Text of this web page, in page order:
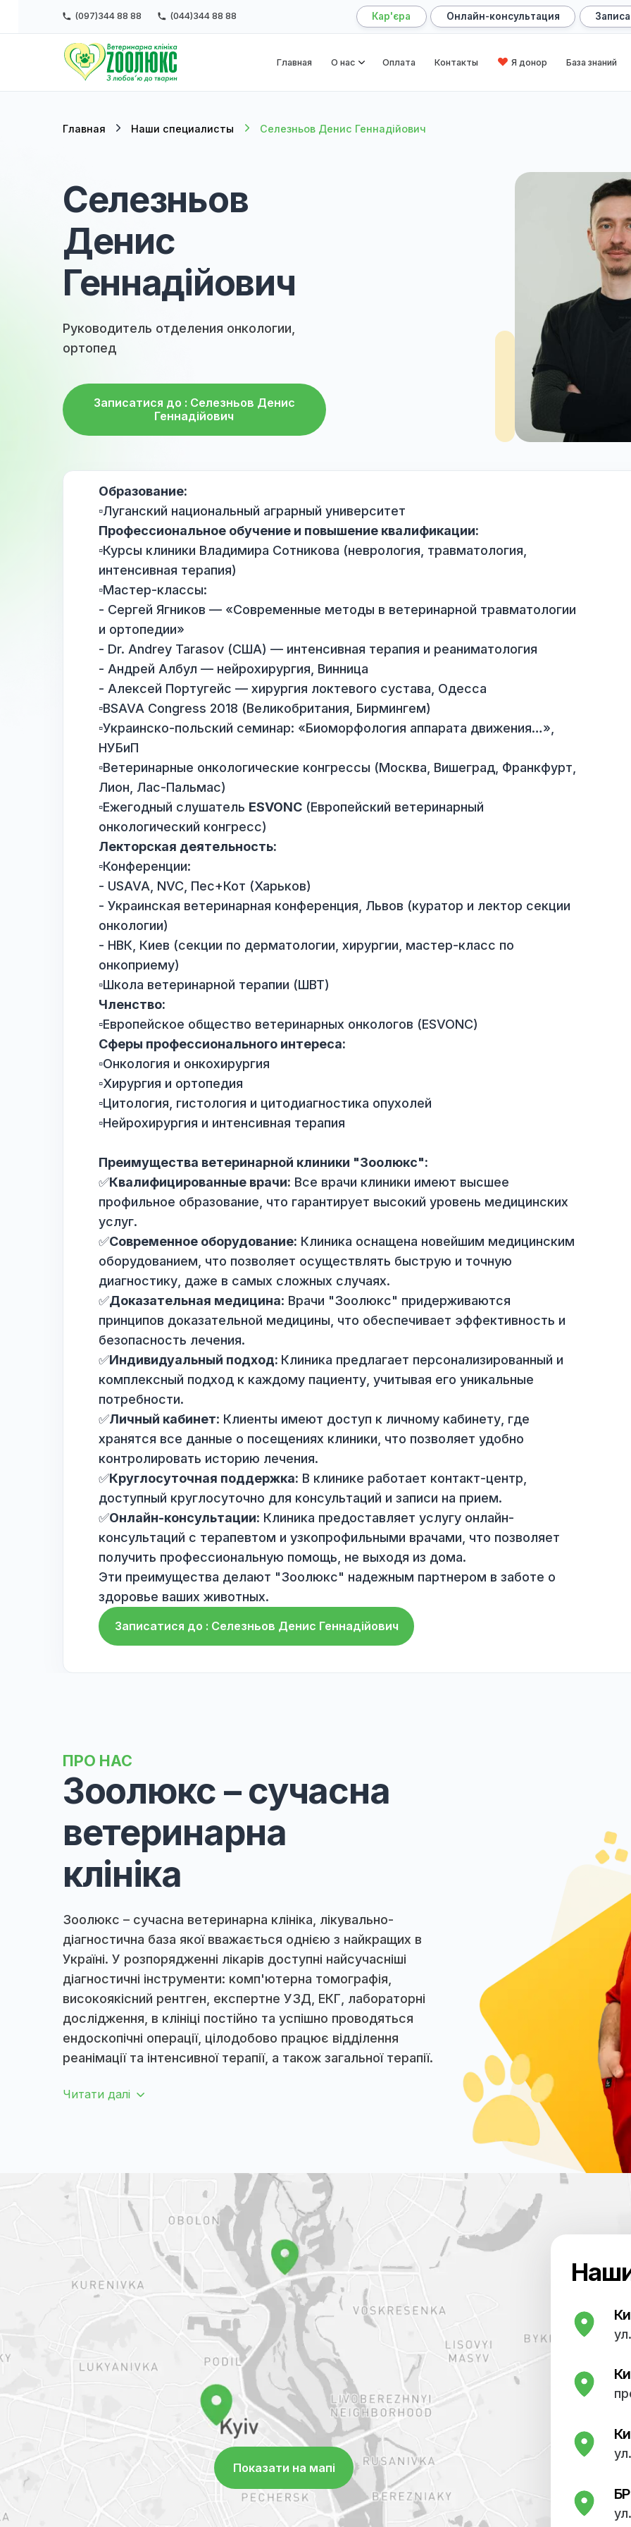
(097)344 88 88 (044)344 88 88 Кар'єра Онлайн-консультация
Главная О нас Оплата Контакты Я донор
Селезньов
Денис
Геннадійович
ортопед
Образование:
▫️Луганский национальный аграрный университет
Профессиональное обучение и повышение квалификации:
▫️Курсы клиники Владимира Сотникова (неврология, травматология,
интенсивная терапия)
▫️Мастер-классы:
- Сергей Ягников — «Современные методы в ветеринарной
и ортопедии»
- Dr. Andrey Tarasov (США) — интенсивная терапия и реаниматология
- Андрей Албул — нейрохирургия, Винница
- Алексей Португейс — хирургия локтевого сустава, Одесса
▫️BSAVA Congress 2018 (Великобритания, Бирмингем)
▫️Украинско-польский семинар: «Биоморфология аппарата движения…»,
НУБиП
▫️Ветеринарные онкологические конгрессы (Москва, Вишеград,
Лион, Лас-Пальмас)
▫️Ежегодный слушатель
ESVONC (Европейский ветеринарный
онкологический конгресс)
Лекторская деятельность:
▫️Конференции:
- USAVA, NVC, Пес+Кот (Харьков)
- Украинская ветеринарная конференция, Львов (куратор и лектор
онкологии)
- НВК, Киев (секции по дерматологии, хирургии, мастер-класс по
онкоприему)
▫️Школа ветеринарной терапии (ШВТ)
Членство:
Сферы профессионального интереса:
▫️Онкология и онкохирургия
▫️Хирургия и ортопедия
▫️Цитология, гистология и цитодиагностика опухолей
▫️Нейрохирургия и интенсивная терапия
Преимущества ветеринарной клиники "Зоолюкс":
Квалифицированные врачи: Все врачи клиники имеют высшее
профильное образование, что гарантирует высокий уровень медицинских
услуг.
✅Современное оборудование:Клиника оснащена новейшим
оборудованием, что позволяет осуществлять быструю и точную
диагностику, даже в самых сложных случаях.
✅Доказательная медицина: Врачи "Зоолюкс" придерживаются
принципов доказательной медицины, что обеспечивает эффективность и
безопасность лечения.
✅
Индивидуальный подход: Клиника предлагает персонализированный и
комплексный подход к каждому пациенту, учитывая его уникальные
потребности.
✅ Личный кабинет: Клиенты имеют доступ к личному кабинету, где
хранятся все данные о посещениях клиники, что позволяет удобно
контролировать историю лечения.
✅Круглосуточная поддержка:В клинике работает контакт-центр,
Эти преимущества делают "Зоолюкс" надежным партнером в заботе о
Записатися до : Селезньов Денис Геннадійович
ПРО НАС
Зоолюкс – сучасна
ветеринарна
клініка
Україні. У розпорядженні лікарів доступні найсучасніші
діагностичні інструменти: комп'ютерна томографія,
високоякісний рентген, експертне УЗД, ЕКГ, лабораторні
дослідження, в клініці постійно та успішно проводяться
ендоскопічні операції, цілодобово працює відділення
реанімації та інтенсивної терапії, а також загальної терапії.
Зоолюкс – сучасна ветеринарна клініка, лікувально-
діагностична база якої вважається однією з найкращих в
Україні. У розпорядженні лікарів доступні найсучасніші
діагностичні інструменти: комп'ютерна томографія,
високоякісний рентген, експертне УЗД, ЕКГ, лабораторні
дослідження, в клініці постійно та успішно проводяться
ендоскопічні операції, цілодобово працює відділення
реанімації та інтенсивної терапії, а також загальної терапії.
Читати далі